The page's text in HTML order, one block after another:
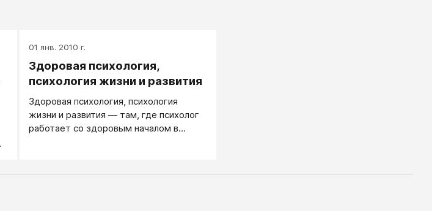
01 янв. 2010 г.
Здоровая психология,
психология жизни и развития
Здоровая психология, психология
жизни и развития — там, где психолог
работает со здоровым началом в